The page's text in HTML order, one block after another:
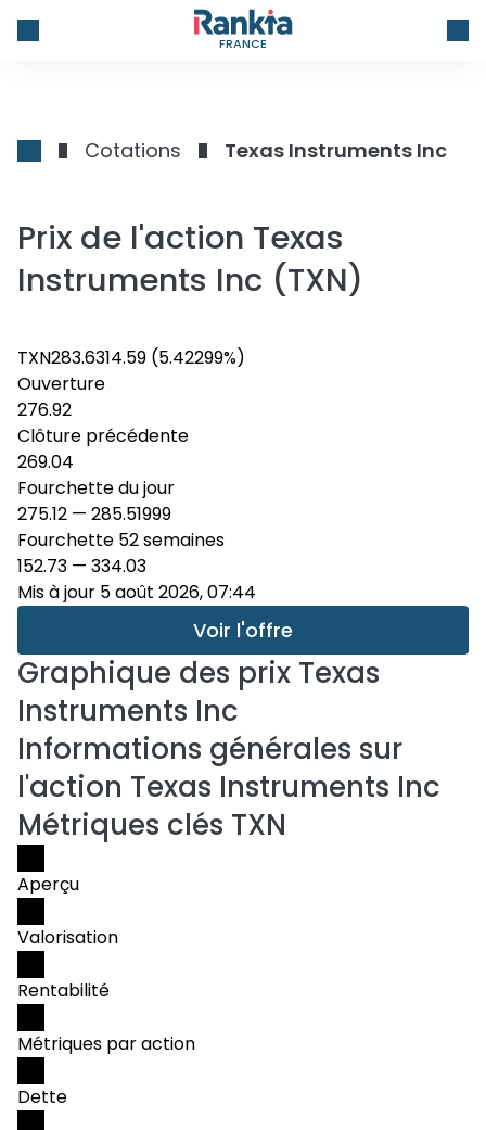
FRANCE
Cotations Texas Instruments Inc
Prix de l'action Texas
Instruments Inc (TXN)
TXN283.6314.59 (5.42299%)
Ouverture
276.92
Clôture précédente
269.04
Fourchette du jour
275.12 — 285.51999
Fourchette 52 semaines
152.73 — 334.03
Mis à jour 5 août 2026, 07:44
Voir l'offre
Graphique des prix Texas
Instruments Inc
Informations générales sur
l'action Texas Instruments Inc
Métriques clés TXN
Aperçu
Valorisation
Rentabilité
Métriques par action
Dette